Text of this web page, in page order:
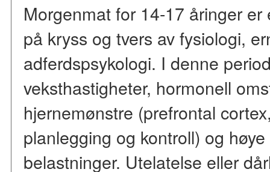
Morgenmat for 14-17 åringer
på kryss og tvers av fysiologi,
adferdspsykologi. I denne
veksthastigheter, hormonell
hjernemønstre (prefrontal
planlegging og kontroll) og
belastninger. Utelatelse eller